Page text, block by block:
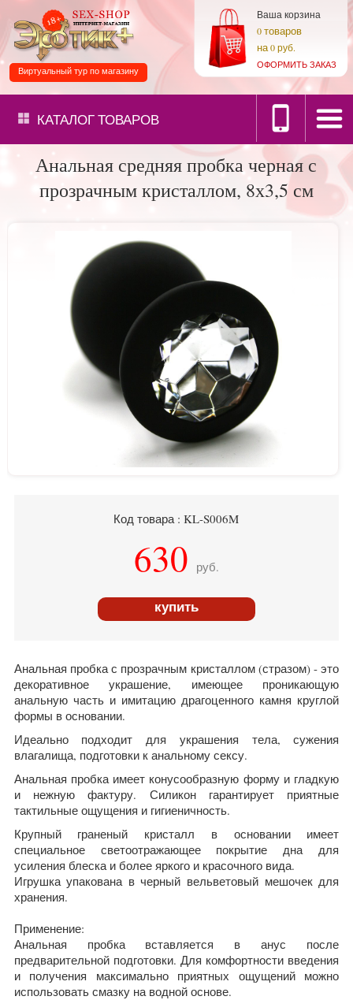
Ваша корзина
0товаров
на0 руб.
ОФОРМИТЬ ЗАКАЗ
Виртуальный тур по магазину
КАТАЛОГТОВАРОВ
Анальная средняя пробка черная с
прозрачным кристаллом, 8х3,5 см
Код товара : KL-S006M
630 руб.
купить
Анальная пробка с прозрачным кристаллом (стразом) - это
декоративное украшение, имеющее проникающую
анальную часть и имитацию драгоценного камня круглой
формы в основании.
Идеально подходит для украшения тела, сужения
влагалища, подготовки к анальному сексу.
Анальная пробка имеет конусообразную форму и гладкую
и нежную фактуру. Силикон гарантирует приятные
тактильные ощущения и гигиеничность.
Крупный граненый кристалл в основании имеет
специальное светоотражающее покрытие дна для
усиления блеска и более яркого и красочного вида.
Игрушка упакована в черный вельветовый мешочек для
хранения.
Применение:
Анальная пробка вставляется в анус после
предварительной подготовки. Для комфортности введения
и получения максимально приятных ощущений можно
использовать смазку на водной основе.